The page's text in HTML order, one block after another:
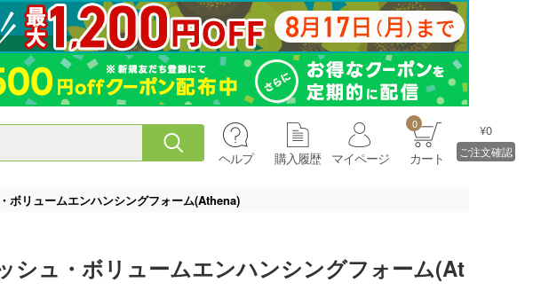
ヘルプ 購入履歴 マイページ
0
カート
¥0
ご注文確認
ボリュームエンハンシングフォーム(Athena)
シュ・ボリュームエンハンシングフォーム(At